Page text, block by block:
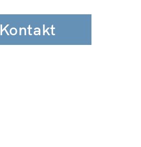
Kontakt